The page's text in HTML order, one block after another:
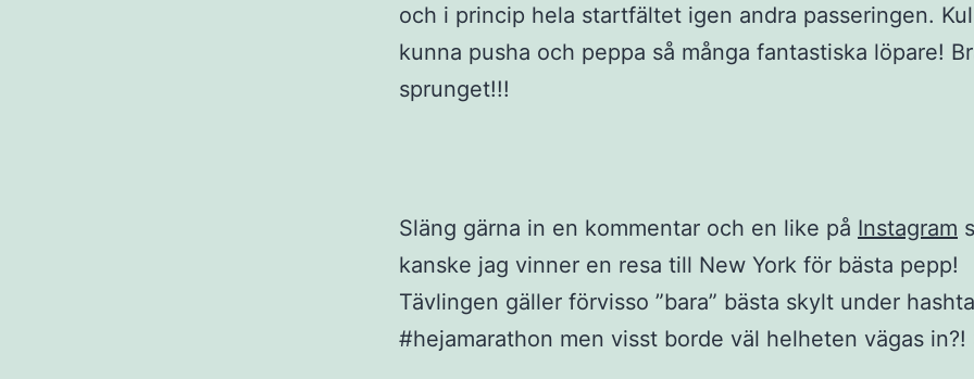
och i princip hela startfältet igen andra passeringen.
kunna pusha och peppa så många fantastiska löpare!
sprunget!!!
Släng gärna in en kommentar och en like på Instagram
kanske jag vinner en resa till New York för bästa pepp!
Tävlingen gäller förvisso ”bara” bästa skylt under
#hejamarathon men visst borde väl helheten vägas in?!